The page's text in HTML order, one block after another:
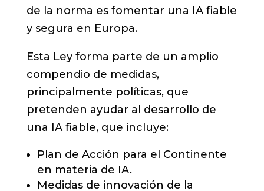
de la norma es fomentar una IA fiable
y segura en Europa.
Esta Ley forma parte de un amplio
compendio de medidas,
principalmente políticas, que
pretenden ayudar al desarrollo de
una IA fiable, que incluye:
Plan de Acción para el Continente
en materia de IA.
Medidas de innovación de la